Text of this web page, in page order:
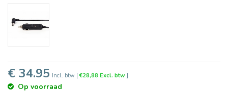
€ 34.95 Incl. btw [€28,88 Excl. btw]
Op voorraad